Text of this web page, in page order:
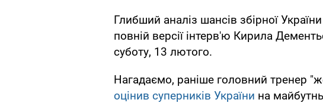
Глибший аналіз шансів збірної
повній версії інтерв'ю Кирила
суботу, 13 лютого.
Нагадаємо, раніше головний тренер
оцінив суперників України на